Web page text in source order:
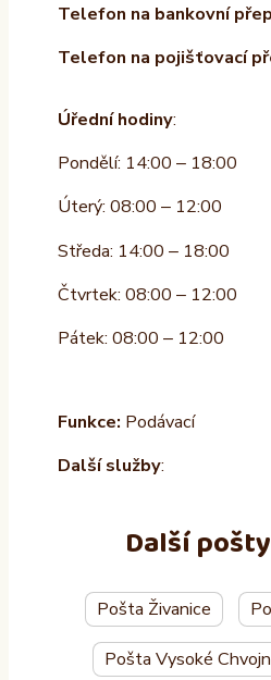
Telefon na bankovní
Telefon na pojišťovací
Úřední hodiny:
Pondělí: 14:00 – 18:00
Úterý: 08:00 – 12:00
Středa: 14:00 – 18:00
Čtvrtek: 08:00 – 12:00
Pátek: 08:00 – 12:00
Funkce: Podávací
Další služby:
Další
Pošta Živanice
Pošta Vysoké